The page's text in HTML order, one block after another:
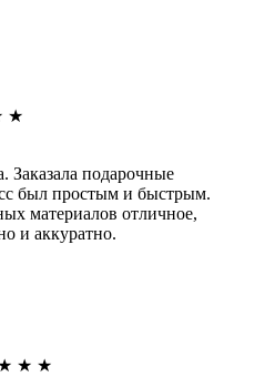
★
Заказала подарочные
был простым и быстрым.
материалов отличное,
и аккуратно.
★ ★